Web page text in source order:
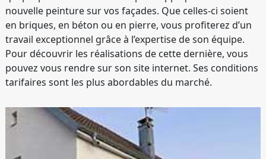
nouvelle peinture sur vos façades. Que celles-ci soient
en briques, en béton ou en pierre, vous profiterez d’un
travail exceptionnel grâce à l’expertise de son équipe.
Pour découvrir les réalisations de cette dernière, vous
pouvez vous rendre sur son site internet. Ses conditions
tarifaires sont les plus abordables du marché.